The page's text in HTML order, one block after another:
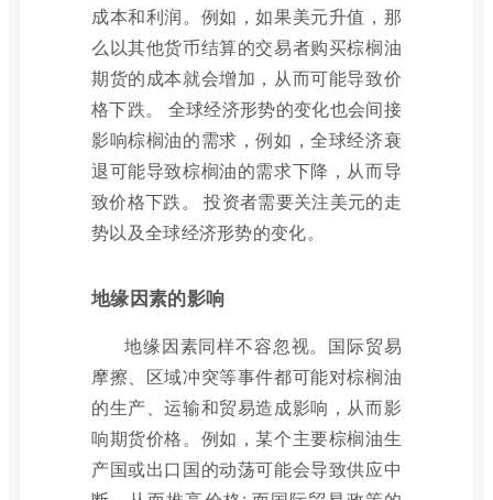
成本和利润。例如，如果美元升值，那
么以其他货币结算的交易者购买棕榈油
期货的成本就会增加，从而可能导致价
格下跌。 全球经济形势的变化也会间接
影响棕榈油的需求，例如，全球经济衰
退可能导致棕榈油的需求下降，从而导
致价格下跌。 投资者需要关注美元的走
势以及全球经济形势的变化。
地缘因素的影响
地缘因素同样不容忽视。国际贸易
摩擦、区域冲突等事件都可能对棕榈油
的生产、运输和贸易造成影响，从而影
响期货价格。例如，某个主要棕榈油生
产国或出口国的动荡可能会导致供应中